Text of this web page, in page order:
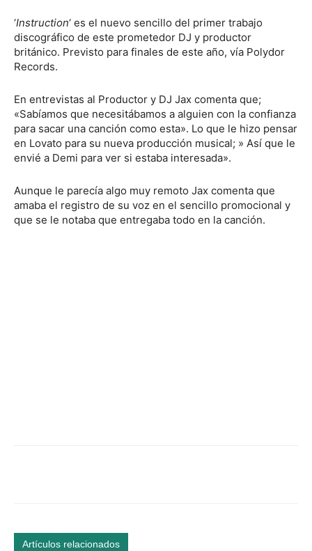
‘Instruction‘ es el nuevo sencillo del primer trabajo
discográfico de este prometedor DJ y productor
británico. Previsto para finales de este año, vía Polydor
Records.
En entrevistas al Productor y DJ Jax comenta que;
«Sabíamos que necesitábamos a alguien con la confianza
para sacar una canción como esta». Lo que le hizo pensar
en Lovato para su nueva producción musical; » Así que le
envié a Demi para ver si estaba interesada».
Aunque le parecía algo muy remoto Jax comenta que
amaba el registro de su voz en el sencillo promocional y
que se le notaba que entregaba todo en la canción.
Artículos relacionados